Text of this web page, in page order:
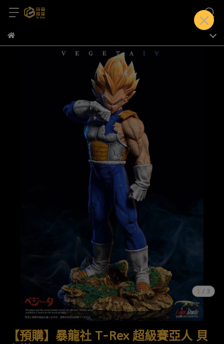
1 / 3
【預購】暴龍社 T-Rex 超級賽亞人 貝